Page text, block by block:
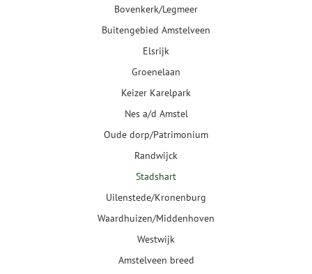
Bovenkerk/Legmeer
Buitengebied Amstelveen
Elsrijk
Groenelaan
Keizer Karelpark
Nes a/d Amstel
Oude dorp/Patrimonium
Randwijck
Stadshart
Uilenstede/Kronenburg
Waardhuizen/Middenhoven
Westwijk
Amstelveen breed